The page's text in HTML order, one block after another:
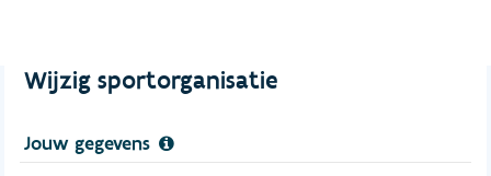
Wijzig sportorganisatie
Jouw gegevens